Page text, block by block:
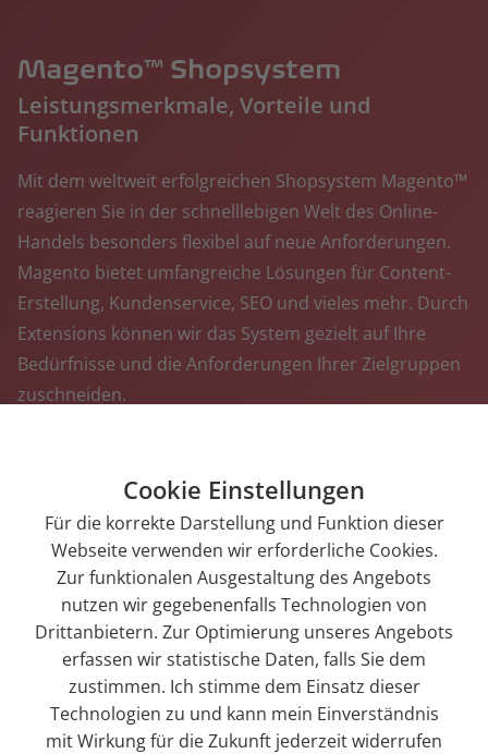
Magento™ Shopsystem
Leistungsmerkmale, Vorteile und
Funktionen
Mit dem weltweit erfolgreichen Shopsystem Magento™
reagieren Sie in der schnelllebigen Welt des Online-
Handels besonders flexibel auf neue Anforderungen.
Magento bietet umfangreiche Lösungen für Content-
Erstellung, Kundenservice, SEO und vieles mehr. Durch
Extensions können wir das System gezielt auf Ihre
Bedürfnisse und die Anforderungen Ihrer Zielgruppen
zuschneiden.
Mehr über Magento
Cookie Einstellungen
Für die korrekte Darstellung und Funktion dieser
Webseite verwenden wir erforderliche Cookies.
Zur funktionalen Ausgestaltung des Angebots
nutzen wir gegebenenfalls Technologien von
Drittanbietern. Zur Optimierung unseres Angebots
erfassen wir statistische Daten, falls Sie dem
zustimmen. Ich stimme dem Einsatz dieser
Technologien zu und kann mein Einverständnis
mit Wirkung für die Zukunft jederzeit widerrufen